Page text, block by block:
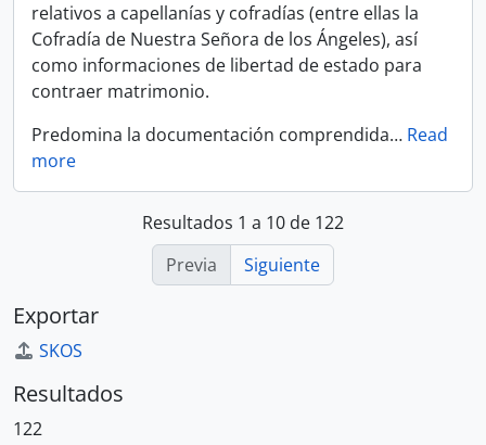
relativos a capellanías y cofradías (entre ellas la
Cofradía de Nuestra Señora de los Ángeles), así
como informaciones de libertad de estado para
contraer matrimonio.
Predomina la documentación comprendida… Read
more
Resultados 1 a 10 de 122
Previa
Siguiente
Exportar
SKOS
Resultados
122